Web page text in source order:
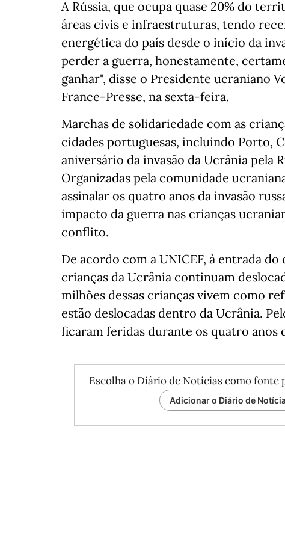
A Rússia, que ocupa quase 20% do
áreas civis e infraestruturas, tendo
energética do país desde o início da
perder a guerra, honestamente,
ganhar", disse o Presidente ucraniano
France-Presse, na sexta-feira.
Marchas de solidariedade com as
cidades portuguesas, incluindo Porto,
aniversário da invasão da Ucrânia pela
Organizadas pela comunidade
assinalar os quatro anos da invasão
impacto da guerra nas crianças
conflito.
De acordo com a UNICEF, à entrada
crianças da Ucrânia continuam
milhões dessas crianças vivem como
estão deslocadas dentro da Ucrânia.
ficaram feridas durante os quatro anos
Escolha o Diário de Notícias como fonte
Adicionar o Diário de